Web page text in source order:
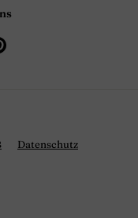
Datenschutz